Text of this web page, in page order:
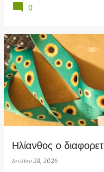
0
Ηλίανθος ο
Ιουλίου 28, 2026